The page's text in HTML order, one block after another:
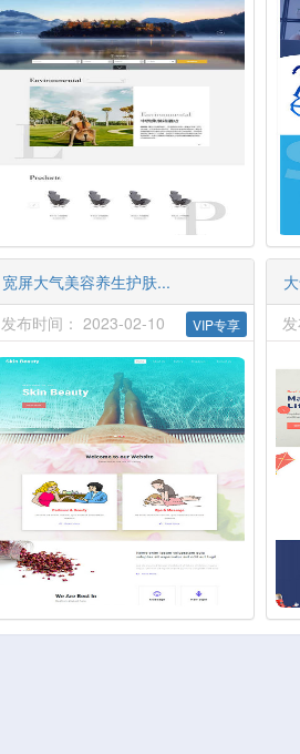
宽屏大气美容养生护肤...
发布时间： 2023-02-10
VIP专享